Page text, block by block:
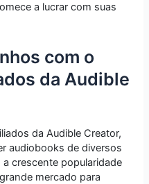
a lucrar com suas
com o
da Audible
da Audible Creator,
audiobooks de diversos
crescente popularidade
mercado para